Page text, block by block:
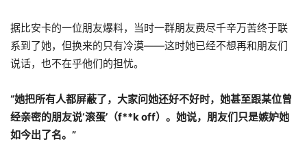
据比安卡的一位朋友爆料，当时一群朋友费尽千辛万苦终于联
系到了她，但换来的只有冷漠——这时她已经不想再和朋友们
说话，也不在乎他们的担忧。
“她把所有人都屏蔽了，大家问她还好不好时，她甚至跟某位曾
经亲密的朋友说‘滚蛋’（f**k off）。她说，朋友们只是嫉妒她
如今出了名。”